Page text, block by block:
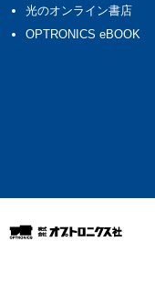
光のオンライン書店
OPTRONICS eBOOK